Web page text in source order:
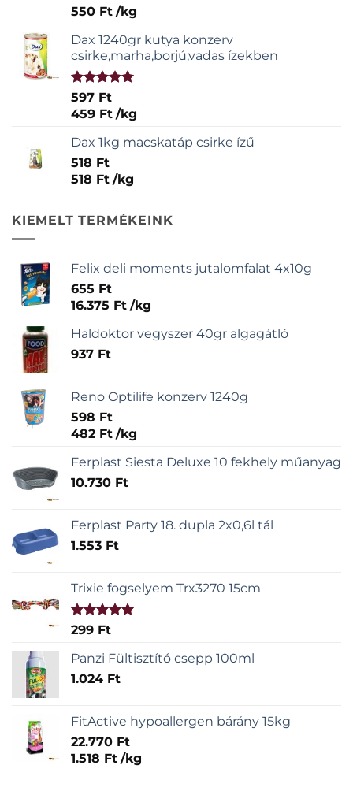
550 Ft /kg
Dax 1240gr kutya konzerv
csirke,marha,borjú,vadas ízekben
Értékelés:
5.00/ 5
597 Ft
459 Ft /kg
Dax 1kg macskatáp csirke ízű
518 Ft
518 Ft /kg
KIEMELT TERMÉKEINK
Felix deli moments jutalomfalat 4x10g
655 Ft
16.375 Ft /kg
Haldoktor vegyszer 40gr algagátló
937 Ft
Reno Optilife konzerv 1240g
598 Ft
482 Ft /kg
Ferplast Siesta Deluxe 10 fekhely műanyag
10.730 Ft
Ferplast Party 18. dupla 2x0,6l tál
1.553 Ft
Trixie fogselyem Trx3270 15cm
Értékelés:
299 Ft
Panzi Fültisztító csepp 100ml
1.024 Ft
FitActive hypoallergen bárány 15kg
22.770 Ft
1.518 Ft /kg